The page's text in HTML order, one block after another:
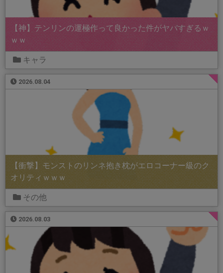
【神】テンリンの運極作って良かった件がヤバすぎるｗ
ｗｗ
キャラ
2026.08.04
【衝撃】モンストのリンネ抱き枕がエロコーナー級のク
オリティｗｗｗ
その他
2026.08.03